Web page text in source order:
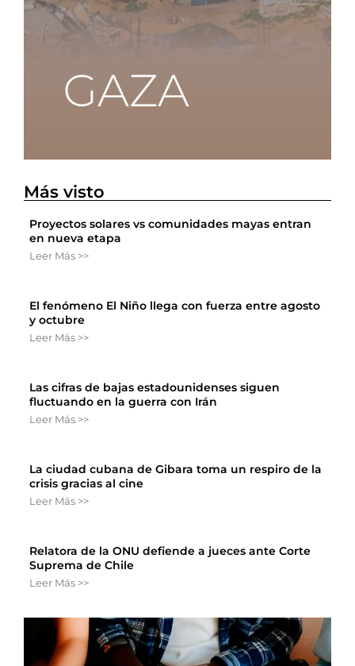
Más visto
Proyectos solares vs comunidades mayas entran
en nueva etapa
Leer Más >>
El fenómeno El Niño llega con fuerza entre agosto
y octubre
Leer Más >>
Las cifras de bajas estadounidenses siguen
fluctuando en la guerra con Irán
Leer Más >>
La ciudad cubana de Gibara toma un respiro de la
crisis gracias al cine
Leer Más >>
Relatora de la ONU defiende a jueces ante Corte
Suprema de Chile
Leer Más >>